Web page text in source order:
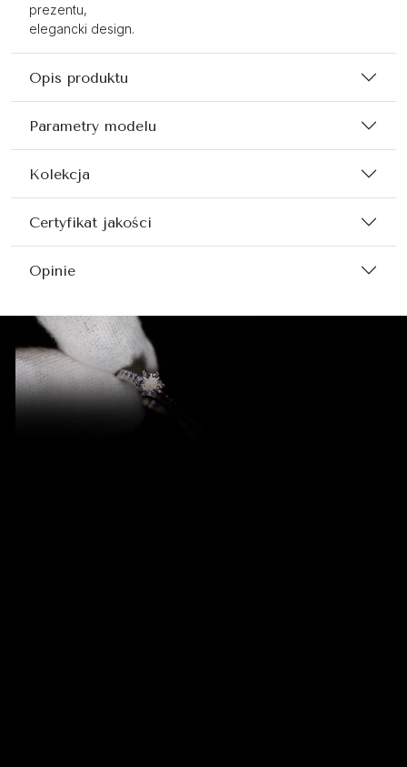
prezentu,
elegancki design.
Opis produktu
Parametry modelu
Kolekcja
Certyfikat jakości
Opinie